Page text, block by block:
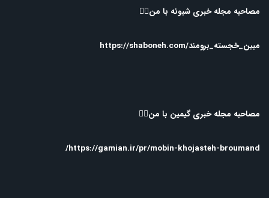
مصاحبه مجله خبری شبونه با من👇🏻
مبین_خجسته_برومند/https://shaboneh.com
مصاحبه مجله خبری گیمین با من👇🏻
https://gamian.ir/pr/mobin-khojasteh-broumand/